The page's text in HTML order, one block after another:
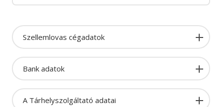
Szellemlovas cégadatok
Bank adatok
A Tárhelyszolgáltató adatai